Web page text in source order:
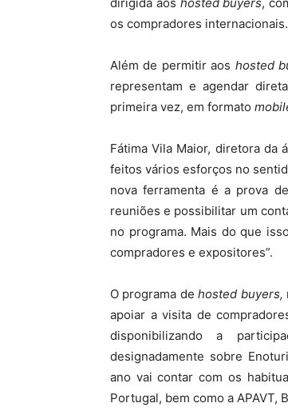
os compradores internacionais.
Além de permitir aos hosted
representam e agendar
primeira vez, em formato
Fátima Vila Maior, diretora da
feitos vários esforços no
nova ferramenta é a prova
reuniões e possibilitar um
no programa. Mais do que
compradores e expositores”.
O programa dehosted buyers,
apoiar a visita de
disponibilizando a
designadamente sobre
ano vai contar com os
Portugal, bem como a APAVT,